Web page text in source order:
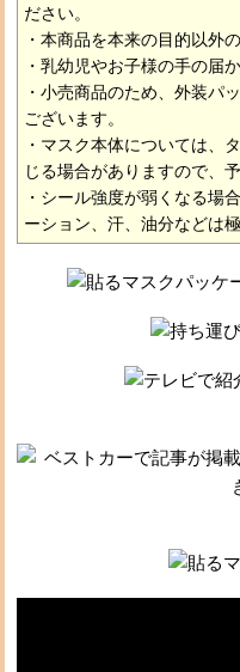
ださい。
・本商品を本来の目的以外
・乳幼児やお子様の手の届
・小売商品のため、外装パ
ございます。
・マスク本体については、
じる場合がありますので、
・シール強度が弱くなる場
ーション、汗、油分などは